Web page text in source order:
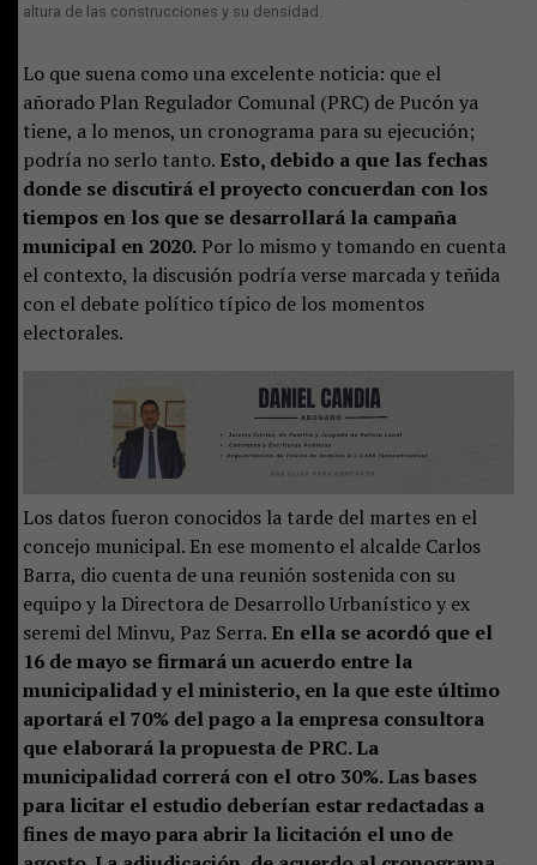
altura de las construcciones y su densidad.
Lo que suena como una excelente noticia: que el
añorado Plan Regulador Comunal (PRC) de Pucón ya
tiene, a lo menos, un cronograma para su ejecución;
podría no serlo tanto. Esto, debido a que las fechas
donde se discutirá el proyecto concuerdan con los
tiempos en los que se desarrollará la campaña
municipal en 2020.Por lo mismo y tomando en cuenta
el contexto, la discusión podría verse marcada y teñida
con el debate político típico de los momentos
electorales.
Los datos fueron conocidos la tarde del martes en el
concejo municipal. En ese momento el alcalde Carlos
Barra, dio cuenta de una reunión sostenida con su
equipo y la Directora de Desarrollo Urbanístico y ex
seremi del Minvu, Paz Serra. En ella se acordó que el
16 de mayo se firmará un acuerdo entre la
municipalidad y el ministerio, en la que este último
aportará el 70% del pago a la empresa consultora
que elaborará la propuesta de PRC. La
municipalidad correrá con el otro 30%. Las bases
para licitar el estudio deberían estar redactadas a
fines de mayo para abrir la licitación el uno de